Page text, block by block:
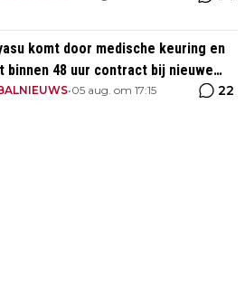
komt door medische keuring en
binnen 48 uur contract bij nieuwe
•05 aug. om 17:15 22